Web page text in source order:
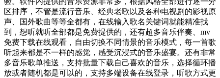
区排序，不管是流行音乐、经典老歌以及各种电视剧的影视原
声、国外歌曲等等全都有，在线输入歌名关键词就能精准找
到，想听就听全部都是免费提供的，还有超多音乐伴奏、mv
免费下载在线观看，自由切换不同情景的音乐模式，每一首歌
听起来都是不一样的感觉，感受沉浸式的音乐盛宴。还有非常
多音乐歌单推送，支持批量下载自己喜欢的音乐，选择循环播
放或者随机都是可以的，支持多端设备在线登录，听歌方式更